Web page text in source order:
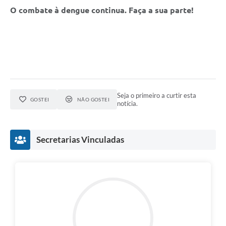
O combate à dengue continua. Faça a sua parte!
GOSTEI NÃO GOSTEI
Seja o primeiro a curtir esta
notícia.
Secretarias Vinculadas